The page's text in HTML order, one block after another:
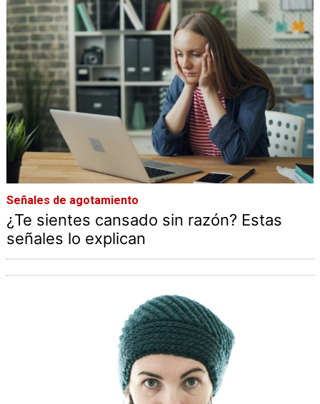
Señales de agotamiento
¿Te sientes cansado sin razón? Estas
señales lo explican